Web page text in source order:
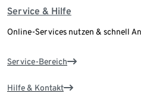
Service & Hilfe
Online-Services nutzen & schnell
Service-Bereich
Hilfe & Kontakt